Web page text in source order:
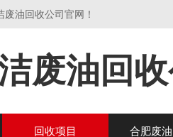
油回收公司官网！
废油回收
回收项目 合肥废